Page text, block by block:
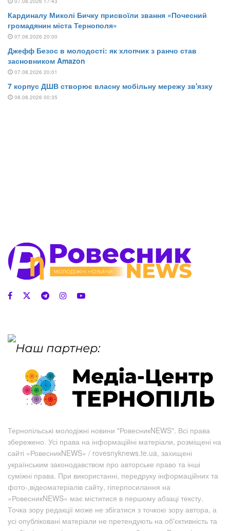
Тернопільські молодіжні новини "РовесникNEWS". Всі права
збережено. Усі права на інформаційні матеріали, розміщені на
сайті «РовесникNEWS» / rovesnyknews.te.ua, захищені
українським законодавством про авторське право та інші
суміжні права. При використанні, передруку інформаційних та
фото-,відеоматеріалів сайту, гіперпосилання на
«РовесникNEWS» має міститися в першому абзаці тексту.
Точка зору редакції може не збігатися з точкою зору автора, а
усі опубліковані матеріали не претендують на об'єктивність та